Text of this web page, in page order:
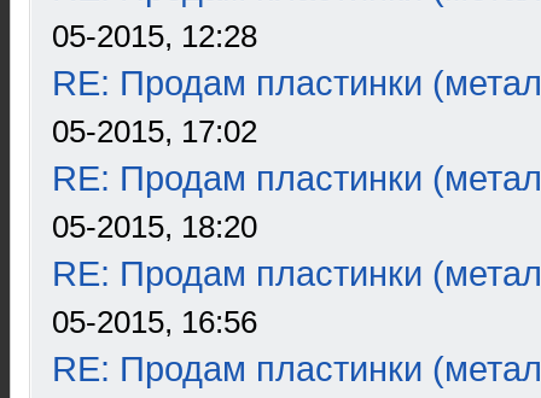
05-2015, 12:28
RE: Продам пластинки
05-2015, 17:02
RE: Продам пластинки
05-2015, 18:20
RE: Продам пластинки
05-2015, 16:56
RE: Продам пластинки